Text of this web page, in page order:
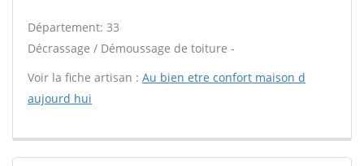
Département: 33
Décrassage / Démoussage de toiture -
Voir la fiche artisan : Au bien etre confort maison d
aujourd hui